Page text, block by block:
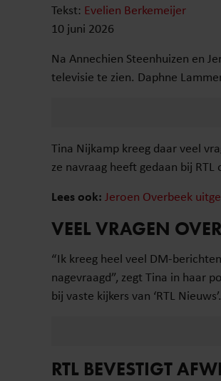
Tekst: Evelien Berkemeijer
10 juni 2026
Na Annechien Steenhuizen en
televisie te zien. Daphne
Tina Nijkamp kreeg daar veel
ze navraag heeft gedaan bij
Lees ook: Jeroen Overbeek
VEEL VRAGEN
“Ik kreeg heel veel DM-
nagevraagd”, zegt Tina in haar
bij vaste kijkers van ‘RTL Nieuws’.
RTL BEVESTIGT